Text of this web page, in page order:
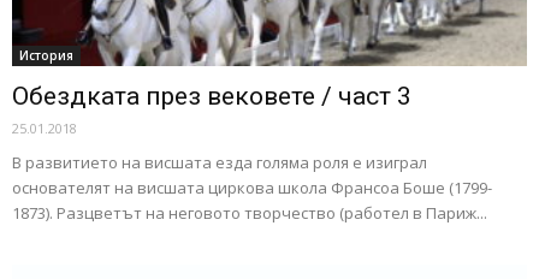
История
Обездката през вековете / част 3
25.01.2018
В развитието на висшата езда голяма роля е изиграл
основателят на висшата циркова школа Франсоа Боше (1799-
1873). Разцветът на неговото творчество (работел в Париж...